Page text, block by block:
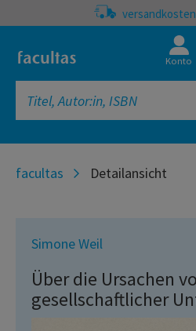
Konto
facultas Detailansicht
Simone Weil
Über die Ursachen
gesellschaftlicher